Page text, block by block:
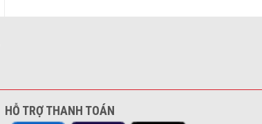
HỖ TRỢ THANH TOÁN